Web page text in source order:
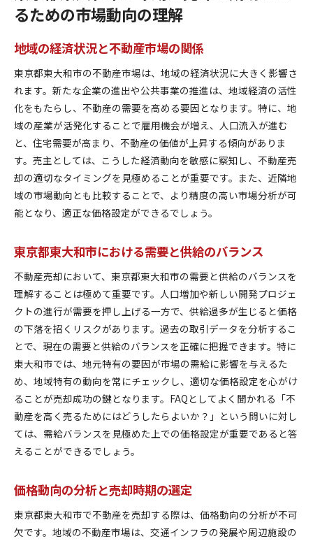
地域特有の要素を活かした不動産価値最大化の方法
周辺環境が不動産価値に与える影響
近隣施設と交通アクセスを活かすアピールポイン
ト
東京都東大和市の魅力を活かした広告戦略
地域特有の法律や規制をクリアにする方法
地元のイベントを活用したプロモーション
不動産売却をスムーズに進めるためのステップとプロ
セス
不動産エージェント選びのポイント
効果的な物件の見せ方と内覧準備
契約交渉を有利に進めるためのテクニック
売買契約の流れと必要な書類
東京都東大和市での不動産売却に関する法律の基
礎知識
東京都東大和市での不動産売却を有利に進めるコツ
市場における競争力を高めるための方法
東京都東大和市の不動産価格のベンチマーク設定
効果的な広告とマーケティングの活用
査定価格を最大化するための準備
交渉力を高めるためのコミュニケーション技術
売主が知っておくべき不動産売却のポイント
売主としての法的責任と注意点
東京都東大和市での売却に関する税制の理解
るための市場動向の理解
地域の経済状況と不動産市場の関係
東京都東大和市の不動産市場は、地域の経済状況に大きく影響さ
れます。新たな企業の進出や公共事業の推進は、地域経済の活性
化をもたらし、不動産の需要を高める要因となります。特に、地
域の産業が活発化することで雇用機会が増え、人口流入が進む
と、住宅需要が高まり、不動産の価値が上昇する傾向がありま
す。売主としては、こうした経済動向を敏感に察知し、不動産売
却の適切なタイミングを見極めることが重要です。また、近隣地
域の市場動向とも比較することで、より精度の高い市場分析が可
能となり、適正な価格設定ができるでしょう。
東京都東大和市における需要と供給のバランス
不動産売却において、東京都東大和市の需要と供給のバランスを
理解することは極めて重要です。人口増加や新しい開発プロジェ
クトの進行が需要を押し上げる一方で、供給過多が生じると価格
の下落を招くリスクがあります。過去の取引データを分析するこ
とで、現在の需要と供給のバランスを正確に把握できます。特に
東大和市では、地元特有の要因が市場の需給に影響を与えるた
め、地域特有の動向を常にチェックし、適切な価格設定を心がけ
ることが売却成功の鍵となります。FAQとしてよく聞かれる「不
動産を高く売るためにはどうしたらよいか？」という問いに対し
ては、需給バランスを見極めた上での価格設定が重要であると答
えることができるでしょう。
価格動向の分析と売却時期の選定
東京都東大和市で不動産を売却する際は、価格動向の分析が不可
欠です。地域の不動産市場は、交通インフラの発展や周辺施設の